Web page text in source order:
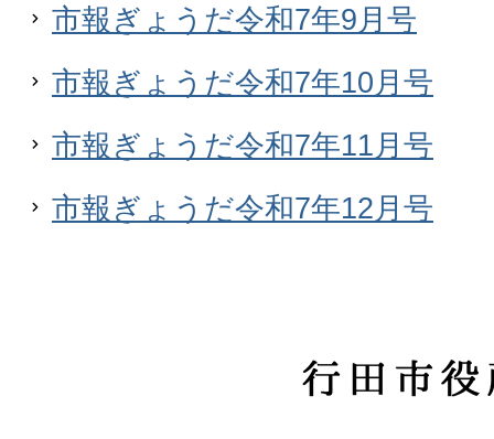
市報ぎょうだ令和7年9月号
市報ぎょうだ令和7年10月号
市報ぎょうだ令和7年11月号
市報ぎょうだ令和7年12月号
行